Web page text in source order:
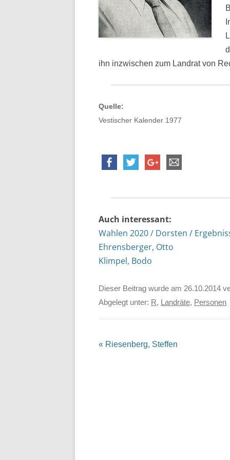
ihn inzwischen zum Landrat von
Quelle:
Vestischer Kalender 1977
Auch interessant:
Wahlen 2020 / Dorsten /
Ehrensberger, Otto
Klimpel, Bodo
Dieser Beitrag wurde am 26.10.2014
Abgelegt unter: R, Landräte, Personen
Beitrags-
« Riesenberg, Steffen